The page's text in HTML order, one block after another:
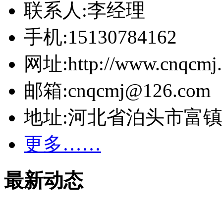
联系人:李经理
手机:15130784162
网址:http://
邮箱:cnqcmj@126.com
地址:河北省泊头市富
更多……
最新动态